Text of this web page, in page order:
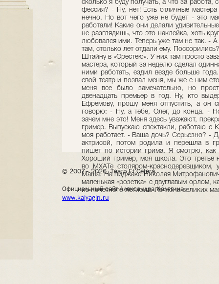
© 2007– 2026, Театр Et Cetera
Официальный сайт Александра Калягина
www.kalyagin.ru